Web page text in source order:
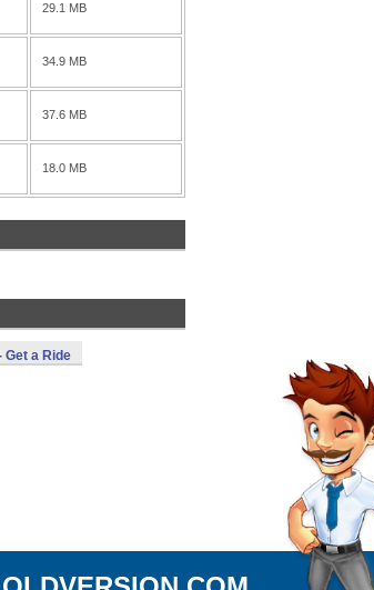
29.1 MB
34.9 MB
37.6 MB
18.0 MB
Get a Ride